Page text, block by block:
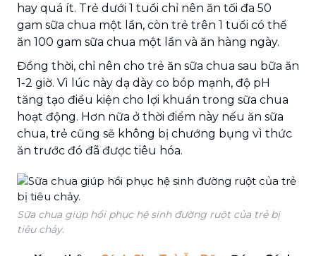
hay quá ít. Trẻ dưới 1 tuổi chỉ nên ăn tối đa 50
gam sữa chua một lần, còn trẻ trên 1 tuổi có thể
ăn 100 gam sữa chua một lần và ăn hàng ngày.
Đồng thời, chỉ nên cho trẻ ăn sữa chua sau bữa ăn
1-2 giờ. Vì lúc này dạ dày co bóp mạnh, độ pH
tăng tạo điều kiện cho lợi khuẩn trong sữa chua
hoạt động. Hơn nữa ở thời điểm này nếu ăn sữa
chua, trẻ cũng sẽ không bị chướng bụng vì thức
ăn trước đó đã được tiêu hóa.
Sữa chua giúp hồi phục hệ sinh đường ruột của trẻ bị
tiêu chảy.